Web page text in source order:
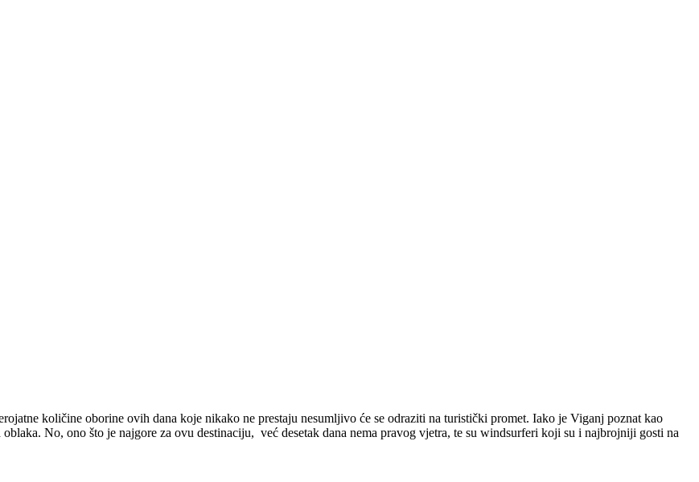
količine oborine ovih dana koje nikako ne prestaju nesumljivo će se odraziti na turistički promet. Iako je Viganj poznat kao
No, ono što je najgore za ovu destinaciju, već desetak dana nema pravog vjetra, te su windsurferi koji su i najbrojniji gosti na